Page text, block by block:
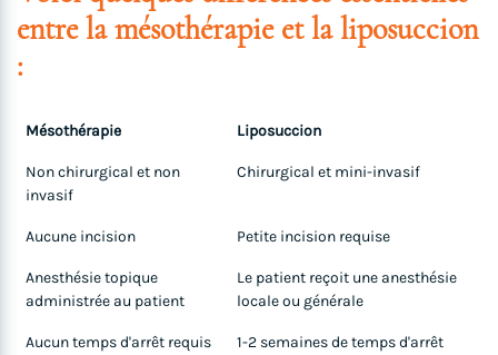
entre la mésothérapie et la liposuccion
:
Mésothérapie Liposuccion
Non chirurgical et non
invasif
Chirurgical et mini-invasif
Aucune incision Petite incision requise
Anesthésie topique
administrée au patient
Le patient reçoit une anesthésie
locale ou générale
Aucun temps d'arrêt requis
1-2 semaines de temps d'arrêt